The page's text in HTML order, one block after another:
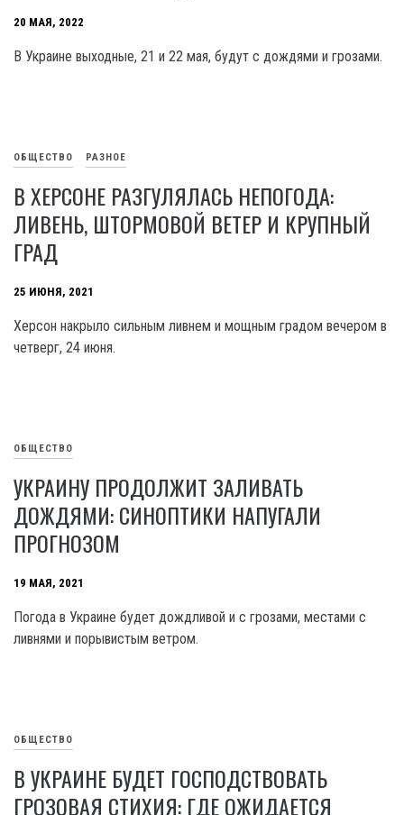
20 МАЯ, 2022
В Украине выходные, 21 и 22 мая, будут с дождями и грозами.
ОБЩЕСТВО РАЗНОЕ
В ХЕРСОНЕ РАЗГУЛЯЛАСЬ НЕПОГОДА:
ЛИВЕНЬ, ШТОРМОВОЙ ВЕТЕР И КРУПНЫЙ
ГРАД
25 ИЮНЯ, 2021
Херсон накрыло сильным ливнем и мощным градом вечером в
четверг, 24 июня.
ОБЩЕСТВО
УКРАИНУ ПРОДОЛЖИТ ЗАЛИВАТЬ
ДОЖДЯМИ: СИНОПТИКИ НАПУГАЛИ
ПРОГНОЗОМ
19 МАЯ, 2021
Погода в Украине будeт дождливой и с грозами, местами с
ливнями и порывистым ветром.
ОБЩЕСТВО
В УКРАИНЕ БУДЕТ ГОСПОДСТВОВАТЬ
ГРОЗОВАЯ СТИХИЯ: ГДЕ ОЖИДАЕТСЯ